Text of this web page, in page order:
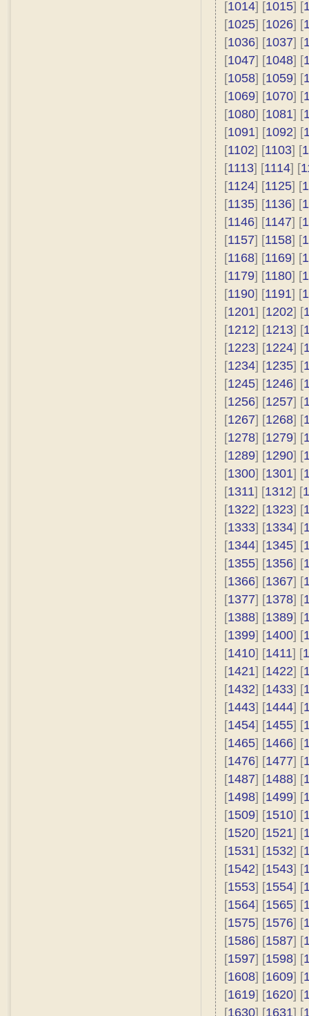
[1014] [1015] [
[1025] [1026] [
[1036] [1037] [
[1047] [1048] [
[1058] [1059] [
[1069] [1070] [
[1080] [1081] [
[1091] [1092] [
[1102] [1103] [
[1113] [1114] [
[1124] [1125] [
[1135] [1136] [
[1146] [1147] [
[1157] [1158] [
[1168] [1169] [
[1179] [1180] [
[1190] [1191] [
[1201] [1202] [
[1212] [1213] [
[1223] [1224] [
[1234] [1235] [
[1245] [1246] [
[1256] [1257] [
[1267] [1268] [
[1278] [1279] [
[1289] [1290] [
[1300] [1301] [
[1311] [1312] [
[1322] [1323] [
[1333] [1334] [
[1344] [1345] [
[1355] [1356] [
[1366] [1367] [
[1377] [1378] [
[1388] [1389] [
[1399] [1400] [
[1410] [1411] [
[1421] [1422] [
[1432] [1433] [
[1443] [1444] [
[1454] [1455] [
[1465] [1466] [
[1476] [1477] [
[1487] [1488] [
[1498] [1499] [
[1509] [1510] [
[1520] [1521] [
[1531] [1532] [
[1542] [1543] [
[1553] [1554] [
[1564] [1565] [
[1575] [1576] [
[1586] [1587] [
[1597] [1598] [
[1608] [1609] [
[1619] [1620] [
[1630] [1631] [